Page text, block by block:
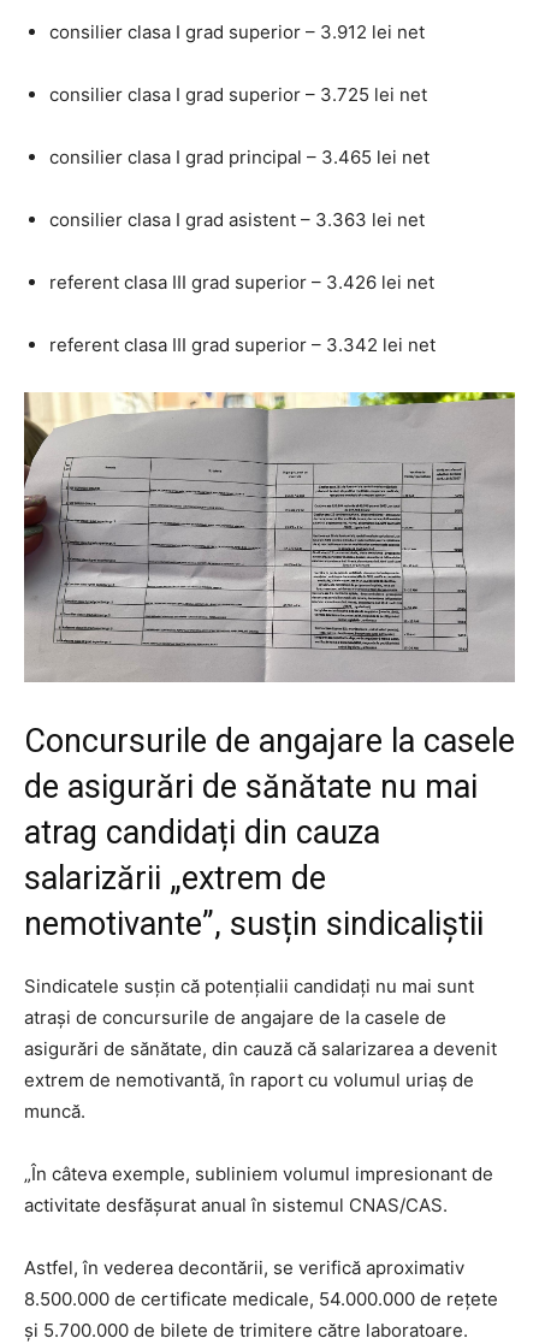
consilier clasa I grad superior – 3.912 lei net
consilier clasa I grad superior – 3.725 lei net
consilier clasa I grad principal – 3.465 lei net
consilier clasa I grad asistent – 3.363 lei net
referent clasa III grad superior – 3.426 lei net
referent clasa III grad superior – 3.342 lei net
Concursurile de angajare la casele
de asigurări de sănătate nu mai
atrag candidați din cauza
salarizării „extrem de
nemotivante”, susțin sindicaliștii
Sindicatele susțin că potențialii candidați nu mai sunt
atrași de concursurile de angajare de la casele de
asigurări de sănătate, din cauză că salarizarea a devenit
extrem de nemotivantă, în raport cu volumul uriaş de
muncă.
„În câteva exemple, subliniem volumul impresionant de
activitate desfăşurat anual în sistemul CNAS/CAS.
Astfel, în vederea decontării, se verifică aproximativ
8.500.000 de certificate medicale, 54.000.000 de reţete
şi 5.700.000 de bilete de trimitere către laboratoare.